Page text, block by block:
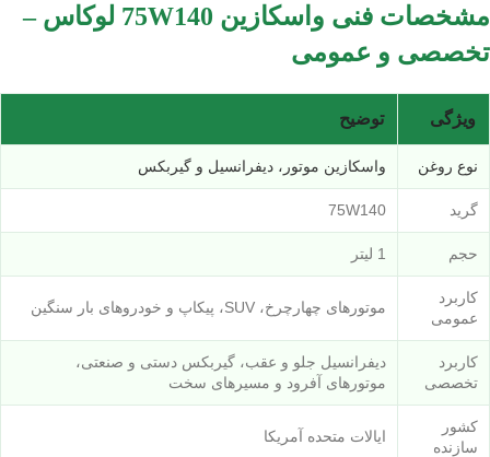
مشخصات فنی واسكازین 75W140 لوکاس –
تخصصی و عمومی
ویژگی توضیح
نوع روغن واسكازین موتور، دیفرانسیل و گیربکس
گرید 75W140
حجم 1 لیتر
کاربرد
عمومی
موتورهای چهارچرخ، SUV، پیکاپ و خودروهای بار سنگین
کاربرد
تخصصی
دیفرانسیل جلو و عقب، گیربکس دستی و صنعتی،
موتورهای آفرود و مسیرهای سخت
کشور
سازنده
ایالات متحده آمریکا